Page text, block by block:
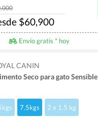
$60,900
Envío gratis * hoy
CANIN
Seco para gato Sensible
7.5kgs 2 x 1.5 kg